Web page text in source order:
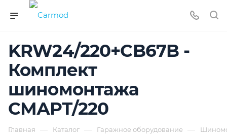
KRW24/220+CB67B -
Комплект
шиномонтажа
СМАРТ/220
Главная — Каталог — Гаражное оборудование —